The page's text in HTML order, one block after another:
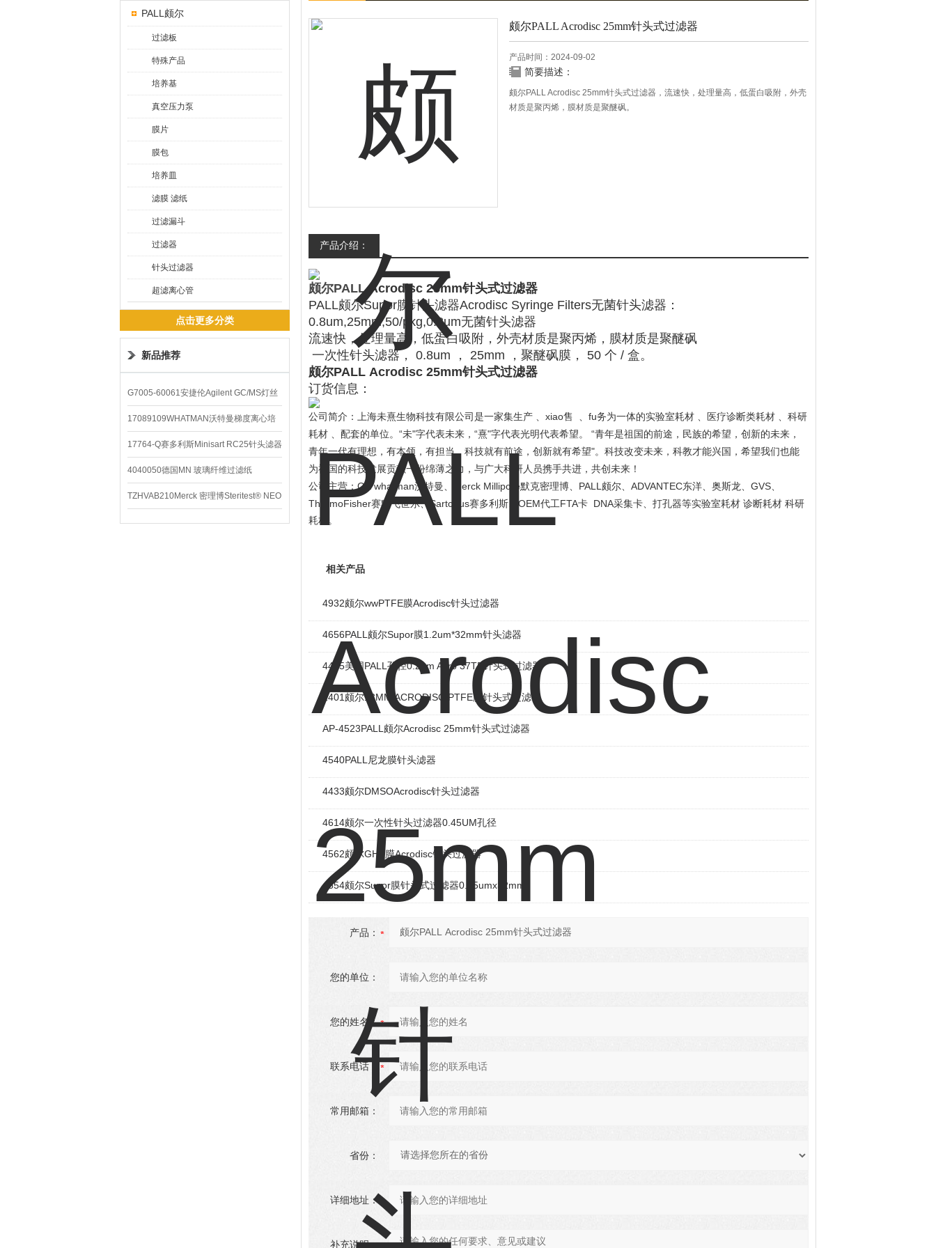
PALL颇尔
过滤板
特殊产品
培养基
真空压力泵
膜片
膜包
培养皿
滤膜 滤纸
过滤漏斗
过滤器
针头过滤器
超滤离心管
点击更多分类
新品推荐
G7005-60061安捷伦Agilent GC/MS灯丝
配件
17089109WHATMAN沃特曼梯度离心培
养基
17764-Q赛多利斯Minisart RC25针头滤器
4040050德国MN 玻璃纤维过滤纸
TZHVAB210Merck 密理博Steritest® NEO
设备
颇尔PALL Acrodisc 25mm针头式过滤器
产品时间：2024-09-02
简要描述：
颇尔PALL Acrodisc 25mm针头式过滤器，流速快，处理量高，低蛋白吸附，外壳
材质是聚丙烯，膜材质是聚醚砜。
产品介绍：
颇尔PALLAcrodisc 25mm针头式过滤器
PALL颇尔Supor膜针头滤器Acrodisc Syringe Filters无菌针头滤器：
0.8um,25mm,50/pkg,0.8um无菌针头滤器
流速快，处理量高，低蛋白吸附，外壳材质是聚丙烯，膜材质是聚醚砜
一次性针头滤器， 0.8um ， 25mm ，聚醚砜膜， 50 个 / 盒。
颇尔PALL Acrodisc 25mm针头式过滤器
订货信息：
公司简介：上海未熹生物科技有限公司是一家集生产 xiao售 、 fu务为一体的实验室耗材 、医疗诊断类耗材 、科研
耗材 、配套的单位。 “未"字代表未来， “熹"字代表光明代表希望。 “青年是祖国的前途，民族的希望，创新的未来，
青年一代有理想，有本领，有担当，科技就有前途，创新就有希望"。科技改变未来，科教才能兴国，希望我们也能
为祖国的科技发展贡献一份绵薄之力，与广大科研人员携手共进，共创未来！
公司主营：GE whatman沃特曼、 Merck Millipore默克密理博、 PALL 颇尔、 ADVANTEC东洋、奥斯龙、 GVS、
ThermoFisher赛默飞世尔、 Sartorius赛多利斯、 OEM代工FTA卡 DNA采集卡、打孔器等实验室耗材 诊断耗材 科研
耗材。
相关产品
4932颇尔wwPTFE膜Acrodisc针头过滤器
4656PALL颇尔Supor膜1.2um*32mm针头滤器
4465美国PALL孔径0.2um Acro 37TF针头式过滤器
2401颇尔13MM ACRODISC PTFE膜针头式过滤器
AP-4523PALL颇尔Acrodisc 25mm针头式过滤器
4540PALL尼龙膜针头滤器
4433颇尔DMSOAcrodisc针头过滤器
4614颇尔一次性针头过滤器0.45UM孔径
4562颇尔GHP膜Acrodisc针头过滤器
4654颇尔Supor膜针头式过滤器0.45umx32mm
产品：
您的单位：
您的姓名：
联系电话：
常用邮箱：
省份：
详细地址：
补充说明：